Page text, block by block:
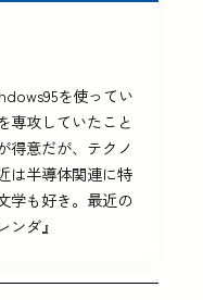
を使ってい
専攻していたこと
得意だが、テクノ
は半導体関連に特
学も好き。最近の
ダ』